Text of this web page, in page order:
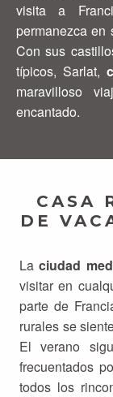
visita a
permanezca en
Con sus
típicos, Sarlat,
maravilloso
encantado.
CASA
DE
La ciudad
visitar en
parte de
rurales se
El verano
frecuentados
todos los